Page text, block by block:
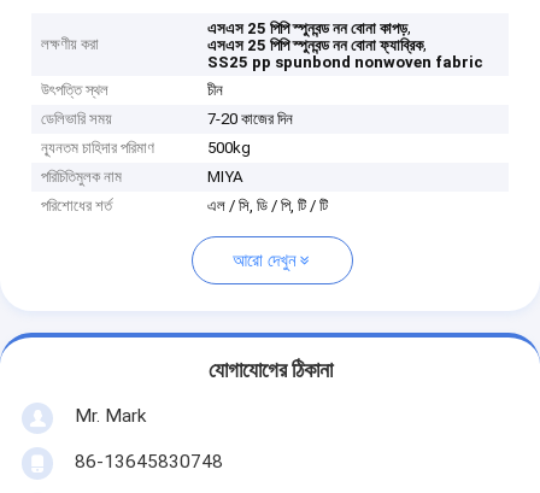
লক্ষণীয় করা
এসএস 25 পিপি স্পুনবন্ড নন বোনা কাপড়,
এসএস 25 পিপি স্পুনবন্ড নন বোনা ফ্যাব্রিক,
SS25 pp spunbond nonwoven fabric
উৎপত্তি স্থল
চীন
ডেলিভারি সময়
7-20 কাজের দিন
ন্যূনতম চাহিদার পরিমাণ
500kg
পরিচিতিমুলক নাম
MIYA
পরিশোধের শর্ত
এল / সি, ডি / পি, টি / টি
আরো দেখুন
যোগাযোগের ঠিকানা
Mr. Mark
86-13645830748